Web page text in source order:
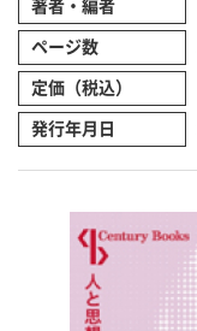
著者・編者
ページ数
定価（税込）
発行年月日